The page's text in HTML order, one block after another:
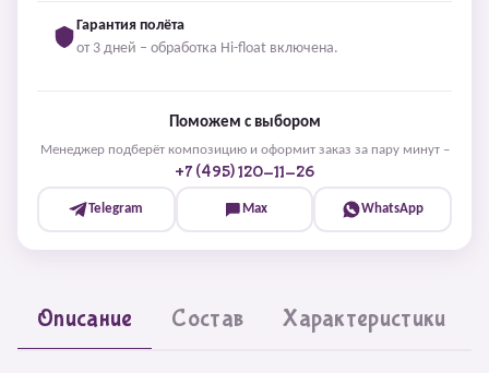
Гарантия полёта
от 3 дней – обработка Hi-float включена.
Поможем с выбором
Менеджер подберёт композицию и оформит заказ за пару минут –
+7 (495) 120-11-26
Telegram Max WhatsApp
Описание Состав Характеристики